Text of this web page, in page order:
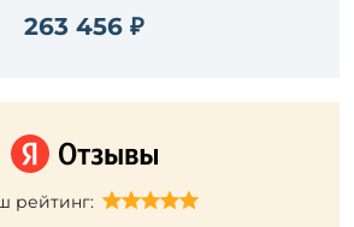
263 456 ₽
рейтинг: